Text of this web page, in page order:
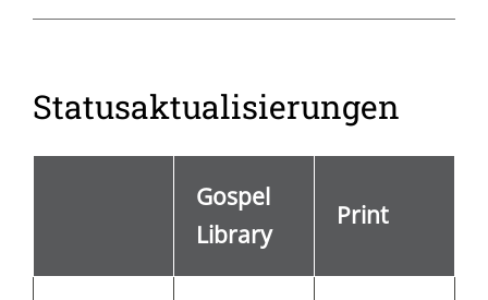
Statusaktualisierungen
Gospel
Library
Print